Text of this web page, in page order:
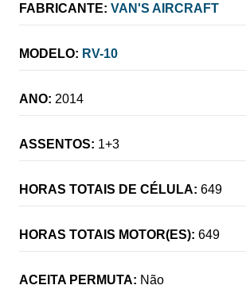
FABRICANTE: VAN'S AIRCRAFT
MODELO: RV-10
ANO: 2014
ASSENTOS: 1+3
HORAS TOTAIS DE CÉLULA: 649
HORAS TOTAIS MOTOR(ES): 649
ACEITA PERMUTA: Não